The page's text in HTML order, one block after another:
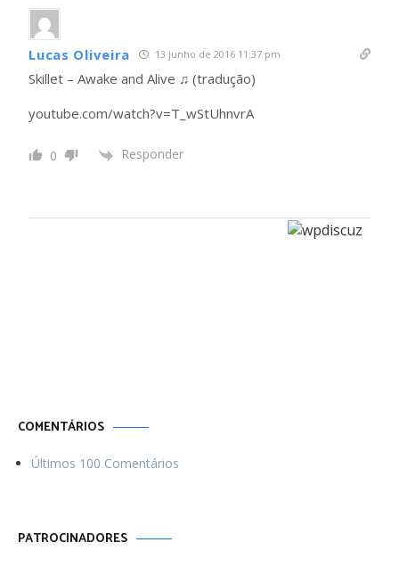
Lucas Oliveira 13 junho de 2016 11:37 pm
Skillet – Awake and Alive ♫ (tradução)
youtube.com/watch?v=T_wStUhnvrA
0 Responder
COMENTÁRIOS
Últimos 100 Comentários
PATROCINADORES